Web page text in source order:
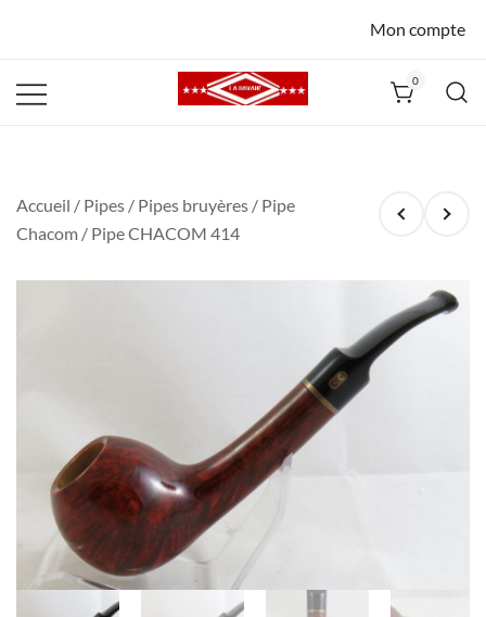
Mon compte
0
Accueil / Pipes / Pipes bruyères / Pipe
Chacom / Pipe CHACOM 414